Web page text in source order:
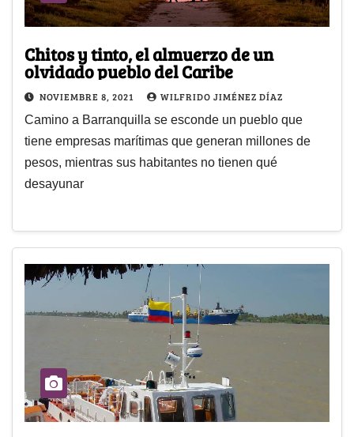
Chitos y tinto, el almuerzo de un
olvidado pueblo del Caribe
NOVIEMBRE 8, 2021 WILFRIDO JIMÉNEZ DÍAZ
Camino a Barranquilla se esconde un pueblo que
tiene empresas marítimas que generan millones de
pesos, mientras sus habitantes no tienen qué
desayunar